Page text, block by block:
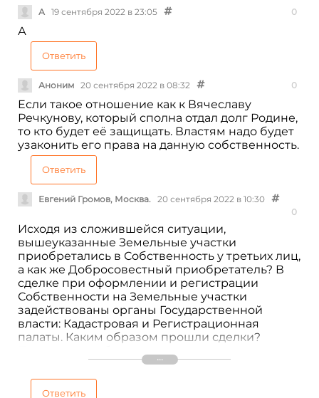
А 19 сентября 2022 в 23:05 0
А
Ответить
Аноним 20 сентября 2022 в 08:32 0
Если такое отношение как к Вячеславу
Речкунову, который сполна отдал долг Родине,
то кто будет её защищать. Властям надо будет
узаконить его права на данную собственность.
Ответить
Евгений Громов, Москва. 20 сентября 2022 в 10:30
0
Исходя из сложившейся ситуации,
вышеуказанные Земельные участки
приобретались в Собственность у третьих лиц,
а как же Добросовестный приобретатель? В
сделке при оформлении и регистрации
Собственности на Земельные участки
задействованы органы Государственной
власти: Кадастровая и Регистрационная
палаты. Каким образом прошли сделки?
минимум в органах местного Управления, а не
терроризировать законопослушных граждан.
Ответить